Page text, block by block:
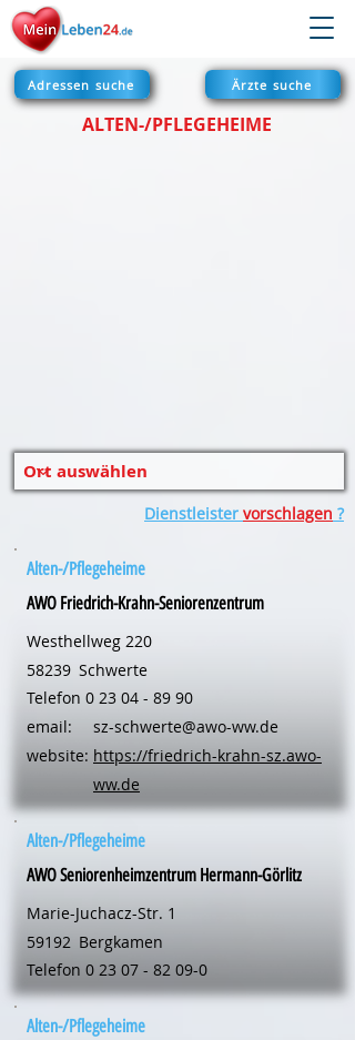
Adressen suche Ärzte suche
ALTEN-/PFLEGEHEIME
Dienstleister vorschlagen ?
Alten-/Pflegeheime
AWO Friedrich-Krahn-Seniorenzentrum
Westhellweg 220
58239 Schwerte
Telefon 0 23 04 - 89 90
email:
website:
sz-schwerte@awo-ww.de
https://friedrich-krahn-sz.awo-
ww.de
Alten-/Pflegeheime
AWO Seniorenheimzentrum Hermann-Görlitz
Marie-Juchacz-Str. 1
59192 Bergkamen
Telefon 0 23 07 - 82 09-0
Alten-/Pflegeheime